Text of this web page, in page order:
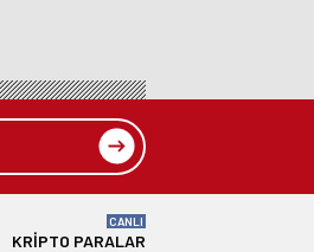
KRIPTO PARALAR
CANLI